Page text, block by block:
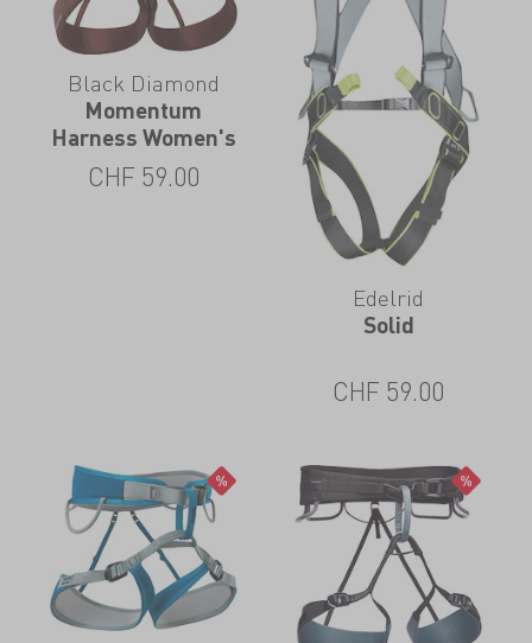
Black Diamond
Momentum
Harness Women's
CHF 59.00
Edelrid
Solid
CHF 59.00